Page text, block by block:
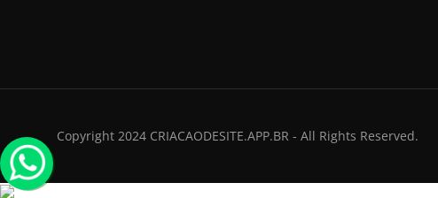
Copyright 2024 CRIACAODESITE.APP.BR - All Rights Reserved.